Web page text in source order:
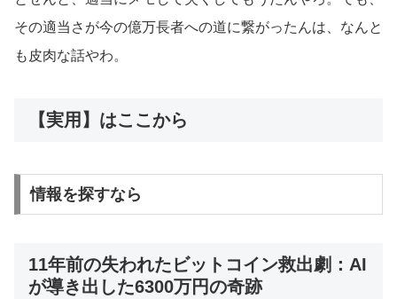
その適当さが今の億万長者への道に繋がったんは、なんと
も皮肉な話やわ。
【実用】はここから
情報を探すなら
11年前の失われたビットコイン救出劇：AI
が導き出した6300万円の奇跡